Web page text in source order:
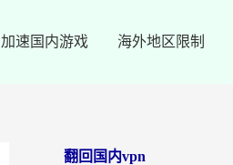
加速国内游戏 海外地区限制
翻回国内vpn